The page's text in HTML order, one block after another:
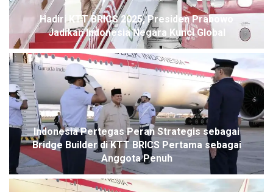
Hadiri KTT BRICS 2025, Presiden Prabowo
Jadikan Indonesia Negara Kunci Global
Indonesia Pertegas Peran Strategis sebagai
Bridge Builder di KTT BRICS Pertama sebagai
Anggota Penuh